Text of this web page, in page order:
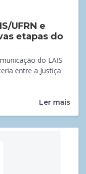
UFRN e
etapas do
do LAIS
entre a Justiça
Ler mais